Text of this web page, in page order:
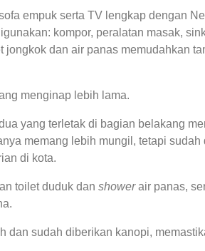
empuk serta TV lengkap dengan
kompor, peralatan masak,
dan air panas memudahkan
menginap lebih lama.
yang terletak di bagian belakang
memang lebih mungil, tetapi sudah
di kota.
toilet duduk dan showerair panas,
dan sudah diberikan kanopi,